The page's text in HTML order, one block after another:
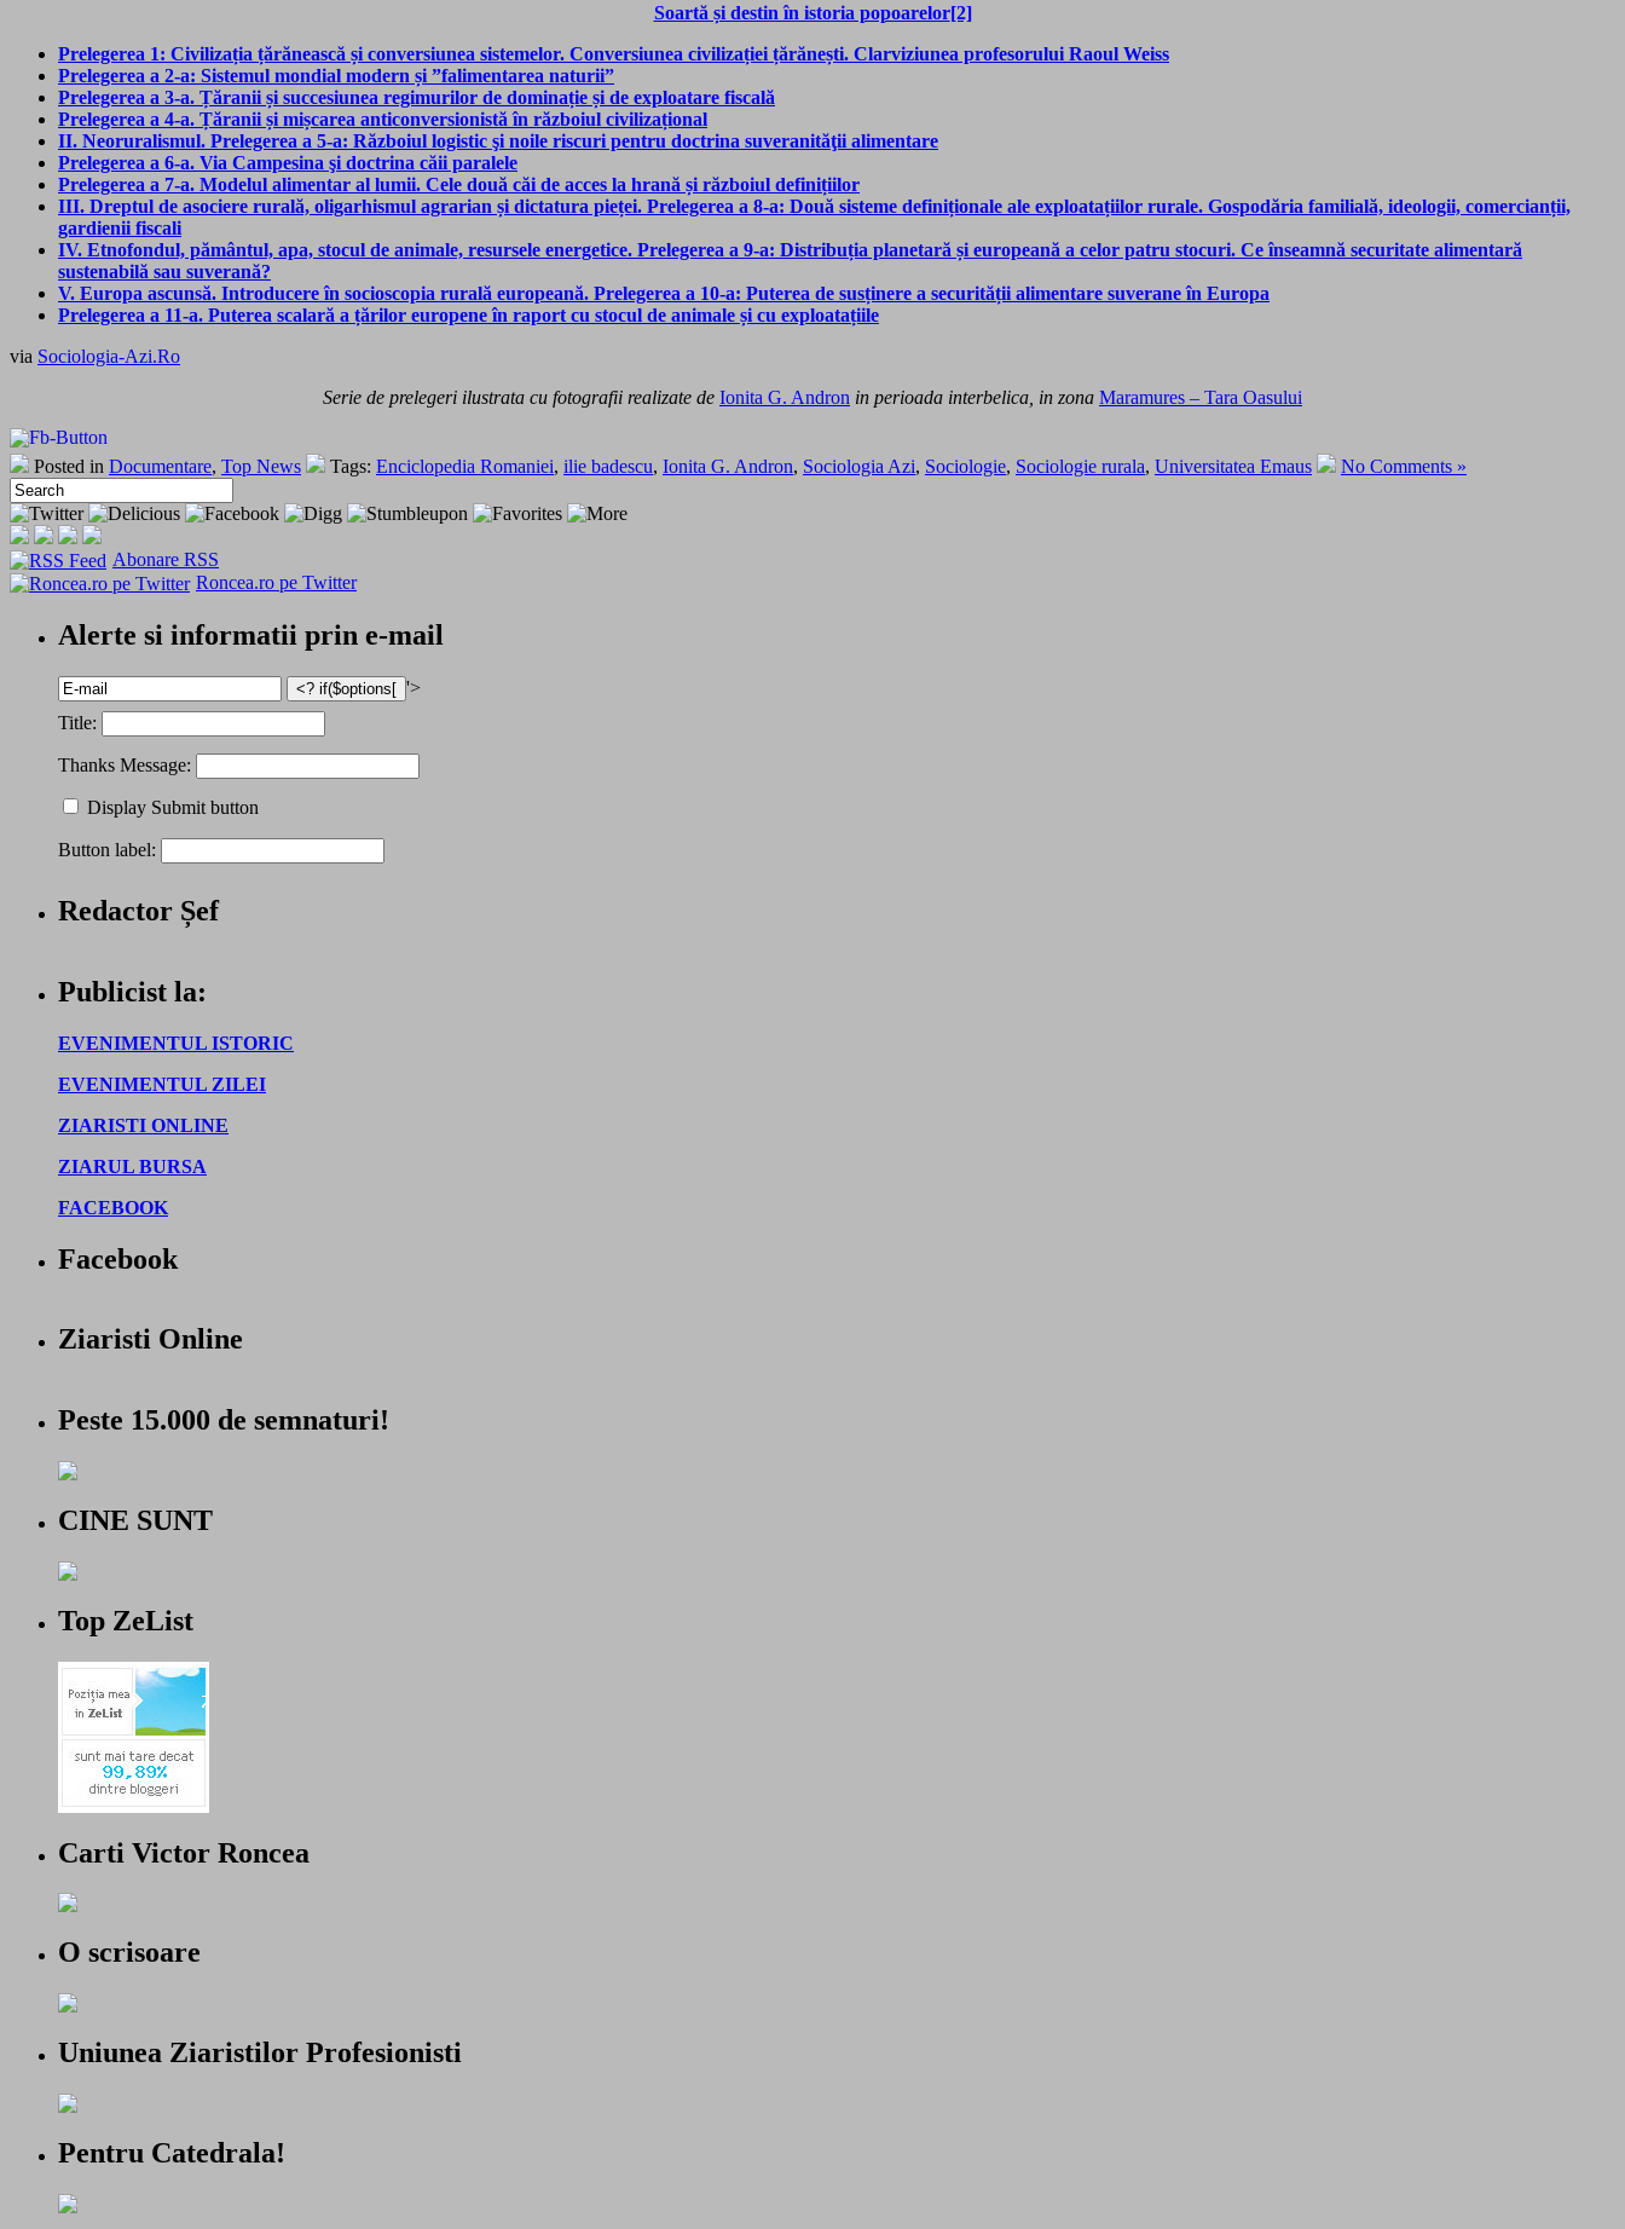
Soartă și destin în istoria popoarelor[2]
Prelegerea 1: Civilizația țărănească și conversiunea sistemelor. Conversiunea civilizației țărănești. Clarviziunea profesorului Raoul Weiss
Prelegerea a 2-a: Sistemul mondial modern și ”falimentarea naturii”
Prelegerea a 3-a. Țăranii și succesiunea regimurilor de dominație și de exploatare fiscală
Prelegerea a 4-a. Țăranii și mișcarea anticonversionistă în războiul civilizațional
II. Neoruralismul. Prelegerea a 5-a: Războiul logistic şi noile riscuri pentru doctrina suveranităţii alimentare
Prelegerea a 6-a. Via Campesina şi doctrina căii paralele
Prelegerea a 7-a. Modelul alimentar al lumii. Cele două căi de acces la hrană și războiul definițiilor
III. Dreptul de asociere rurală, oligarhismul agrarian și dictatura pieței. Prelegerea a 8-a: Două sisteme definiționale ale exploatațiilor rurale. Gospodăria familială, ideologii, comercianții,
gardienii fiscali
IV. Etnofondul, pământul, apa, stocul de animale, resursele energetice. Prelegerea a 9-a: Distribuția planetară și europeană a celor patru stocuri. Ce înseamnă securitate alimentară
sustenabilă sau suverană?
V. Europa ascunsă. Introducere în socioscopia rurală europeană. Prelegerea a 10-a: Puterea de susținere a securității alimentare suverane în Europa
Prelegerea a 11-a. Puterea scalară a țărilor europene în raport cu stocul de animale și cu exploatațiile
via Sociologia-Azi.Ro
Serie de prelegeri ilustrata cu fotografii realizate de Ionita G. Andron in perioada interbelica, in zona Maramures – Tara Oasului
Posted in Documentare, Top News Tags: Enciclopedia Romaniei, ilie badescu, Ionita G. Andron, Sociologia Azi, Sociologie, Sociologie rurala, Universitatea Emaus No Comments »
Abonare RSS
Roncea.ro pe Twitter
Alerte si informatii prin e-mail
'>
Title:
Thanks Message:
Display Submit button
Button label:
Redactor Șef
Publicist la:
EVENIMENTUL ISTORIC
EVENIMENTUL ZILEI
ZIARISTI ONLINE
ZIARUL BURSA
FACEBOOK
Facebook
Ziaristi Online
Peste 15.000 de semnaturi!
CINE SUNT
Top ZeList
Carti Victor Roncea
O scrisoare
Uniunea Ziaristilor Profesionisti
Pentru Catedrala!